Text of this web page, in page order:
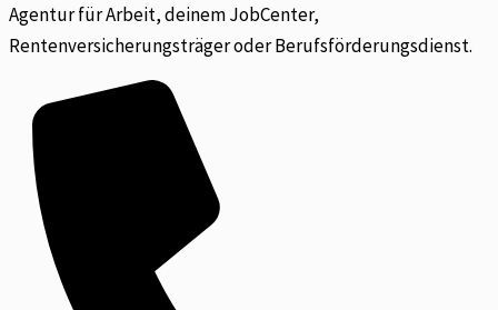
Agentur für Arbeit, deinem JobCenter,
Rentenversicherungsträger oder Berufsförderungsdienst.